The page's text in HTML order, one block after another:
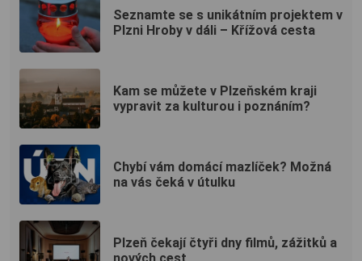
Seznamte se s unikátním projektem v
Plzni Hroby v dáli – Křížová cesta
Kam se můžete v Plzeňském kraji
vypravit za kulturou i poznáním?
Chybí vám domácí mazlíček? Možná
na vás čeká v útulku
Plzeň čekají čtyři dny filmů, zážitků a